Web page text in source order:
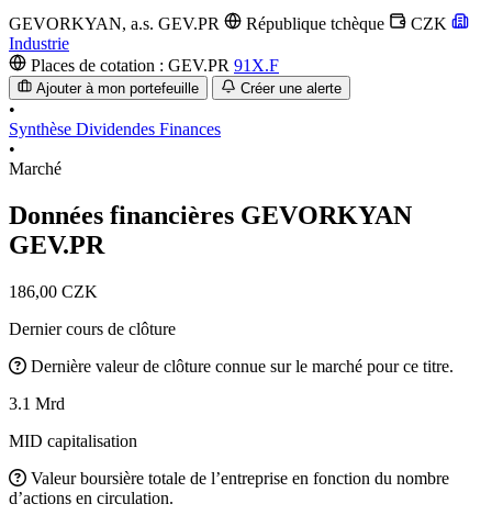
GEVORKYAN, a.s. GEV.PR République tchèque
CZK
Industrie
Places de cotation : GEV.PR 91X.F
Ajouter à mon portefeuille Créer une alerte
•
Synthèse Dividendes Finances
•
Marché
Données financières GEVORKYAN
GEV.PR
186,00 CZK
Dernier cours de clôture
Dernière valeur de clôture connue sur le marché pour ce titre.
3.1 Mrd
MID capitalisation
Valeur boursière totale de l’entreprise en fonction du nombre
d’actions en circulation.